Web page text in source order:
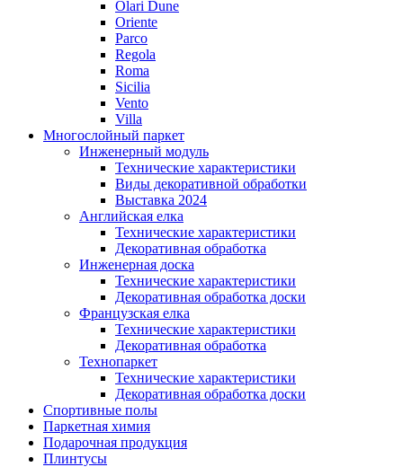
Olari Dune
Oriente
Parco
Regola
Roma
Sicilia
Vento
Villa
Многослойный паркет
Инженерный модуль
Технические характеристики
Виды декоративной обработки
Выставка 2024
Английская елка
Технические характеристики
Декоративная обработка
Инженерная доска
Технические характеристики
Декоративная обработка доски
Французская елка
Технические характеристики
Декоративная обработка
Технопаркет
Технические характеристики
Декоративная обработка доски
Спортивные полы
Паркетная химия
Подарочная продукция
Плинтусы